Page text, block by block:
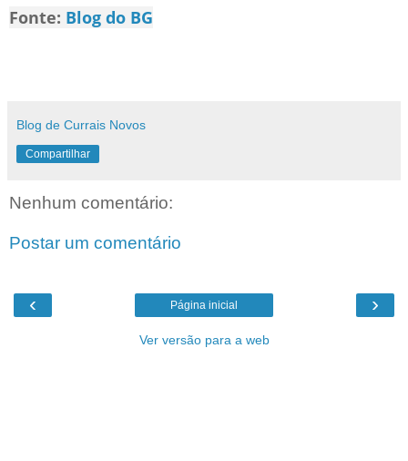
Fonte: Blog do BG
Blog de Currais Novos
Compartilhar
Nenhum comentário:
Postar um comentário
‹ ›
Página inicial
Ver versão para a web